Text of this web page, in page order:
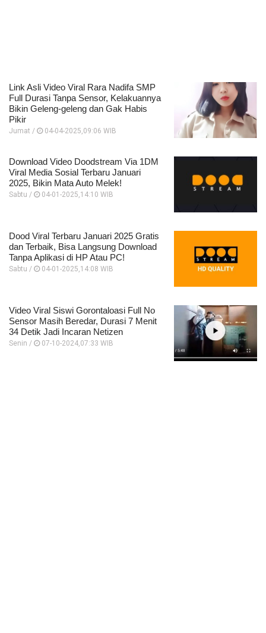
Link Asli Video Viral Rara Nadifa SMP
Full Durasi Tanpa Sensor, Kelakuannya
Bikin Geleng-geleng dan Gak Habis
Pikir
Jumat / 04-04-2025,09:06 WIB
Download Video Doodstream Via 1DM
Viral Media Sosial Terbaru Januari
2025, Bikin Mata Auto Melek!
Sabtu / 04-01-2025,14:10 WIB
Dood Viral Terbaru Januari 2025 Gratis
dan Terbaik, Bisa Langsung Download
Tanpa Aplikasi di HP Atau PC!
Sabtu / 04-01-2025,14:08 WIB
Video Viral Siswi Gorontaloasi Full No
Sensor Masih Beredar, Durasi 7 Menit
34 Detik Jadi Incaran Netizen
Senin / 07-10-2024,07:33 WIB